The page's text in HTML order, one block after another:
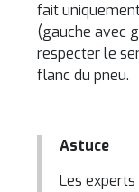
fait
(gauche avec
respecter le
flanc du pneu.
Astuce
Les